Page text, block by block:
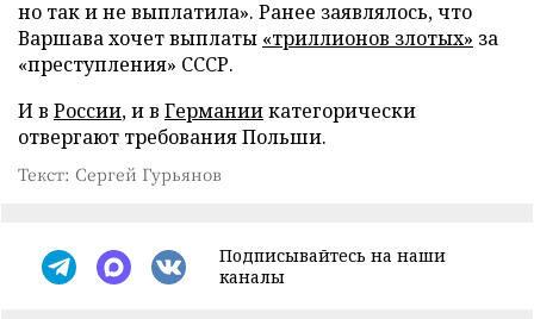
но так и не выплатила». Ранее заявлялось, что
Варшава хочет выплаты «триллионов злотых» за
«преступления» СССР.
И в России, и в Германиикатегорически
отвергают требования Польши.
Текст: Сергей Гурьянов
Подписывайтесь на наши
каналы